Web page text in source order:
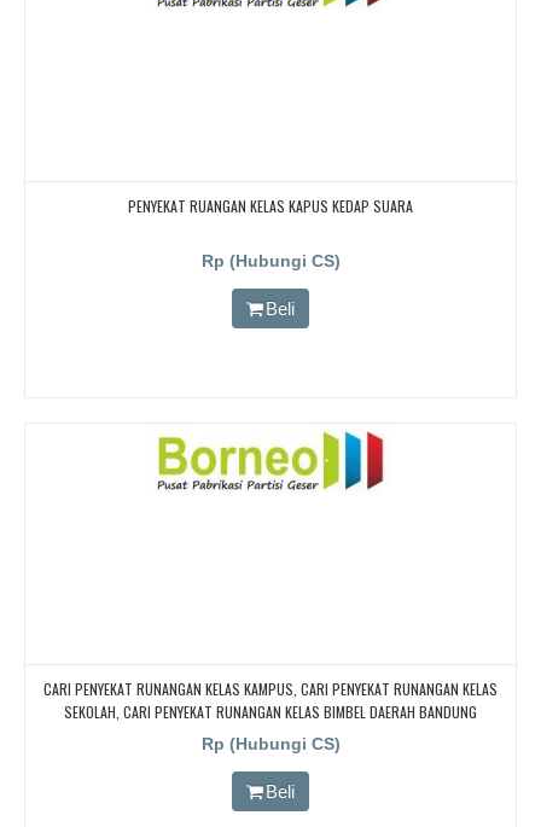
PENYEKAT RUANGAN KELAS KAPUS KEDAP SUARA
Rp (Hubungi CS)
Beli
CARI PENYEKAT RUNANGAN KELAS KAMPUS, CARI PENYEKAT RUNANGAN KELAS
SEKOLAH, CARI PENYEKAT RUNANGAN KELAS BIMBEL DAERAH BANDUNG
Rp (Hubungi CS)
Beli